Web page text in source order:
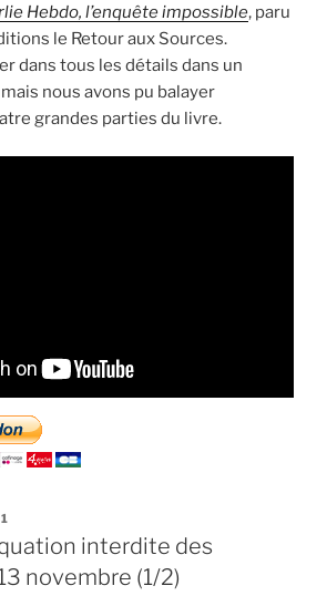
Hebdo, l’enquête impossible, paru
le Retour aux Sources.
dans tous les détails dans un
nous avons pu balayer
grandes parties du livre.
interdite des
novembre (1/2)